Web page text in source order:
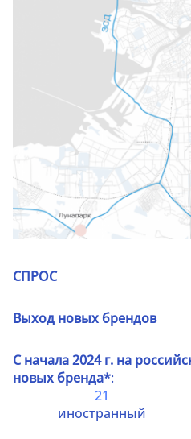
СПРОС
Выход новых брендов
С начала 2024 г. на
новых бренда*:
21
иностранный